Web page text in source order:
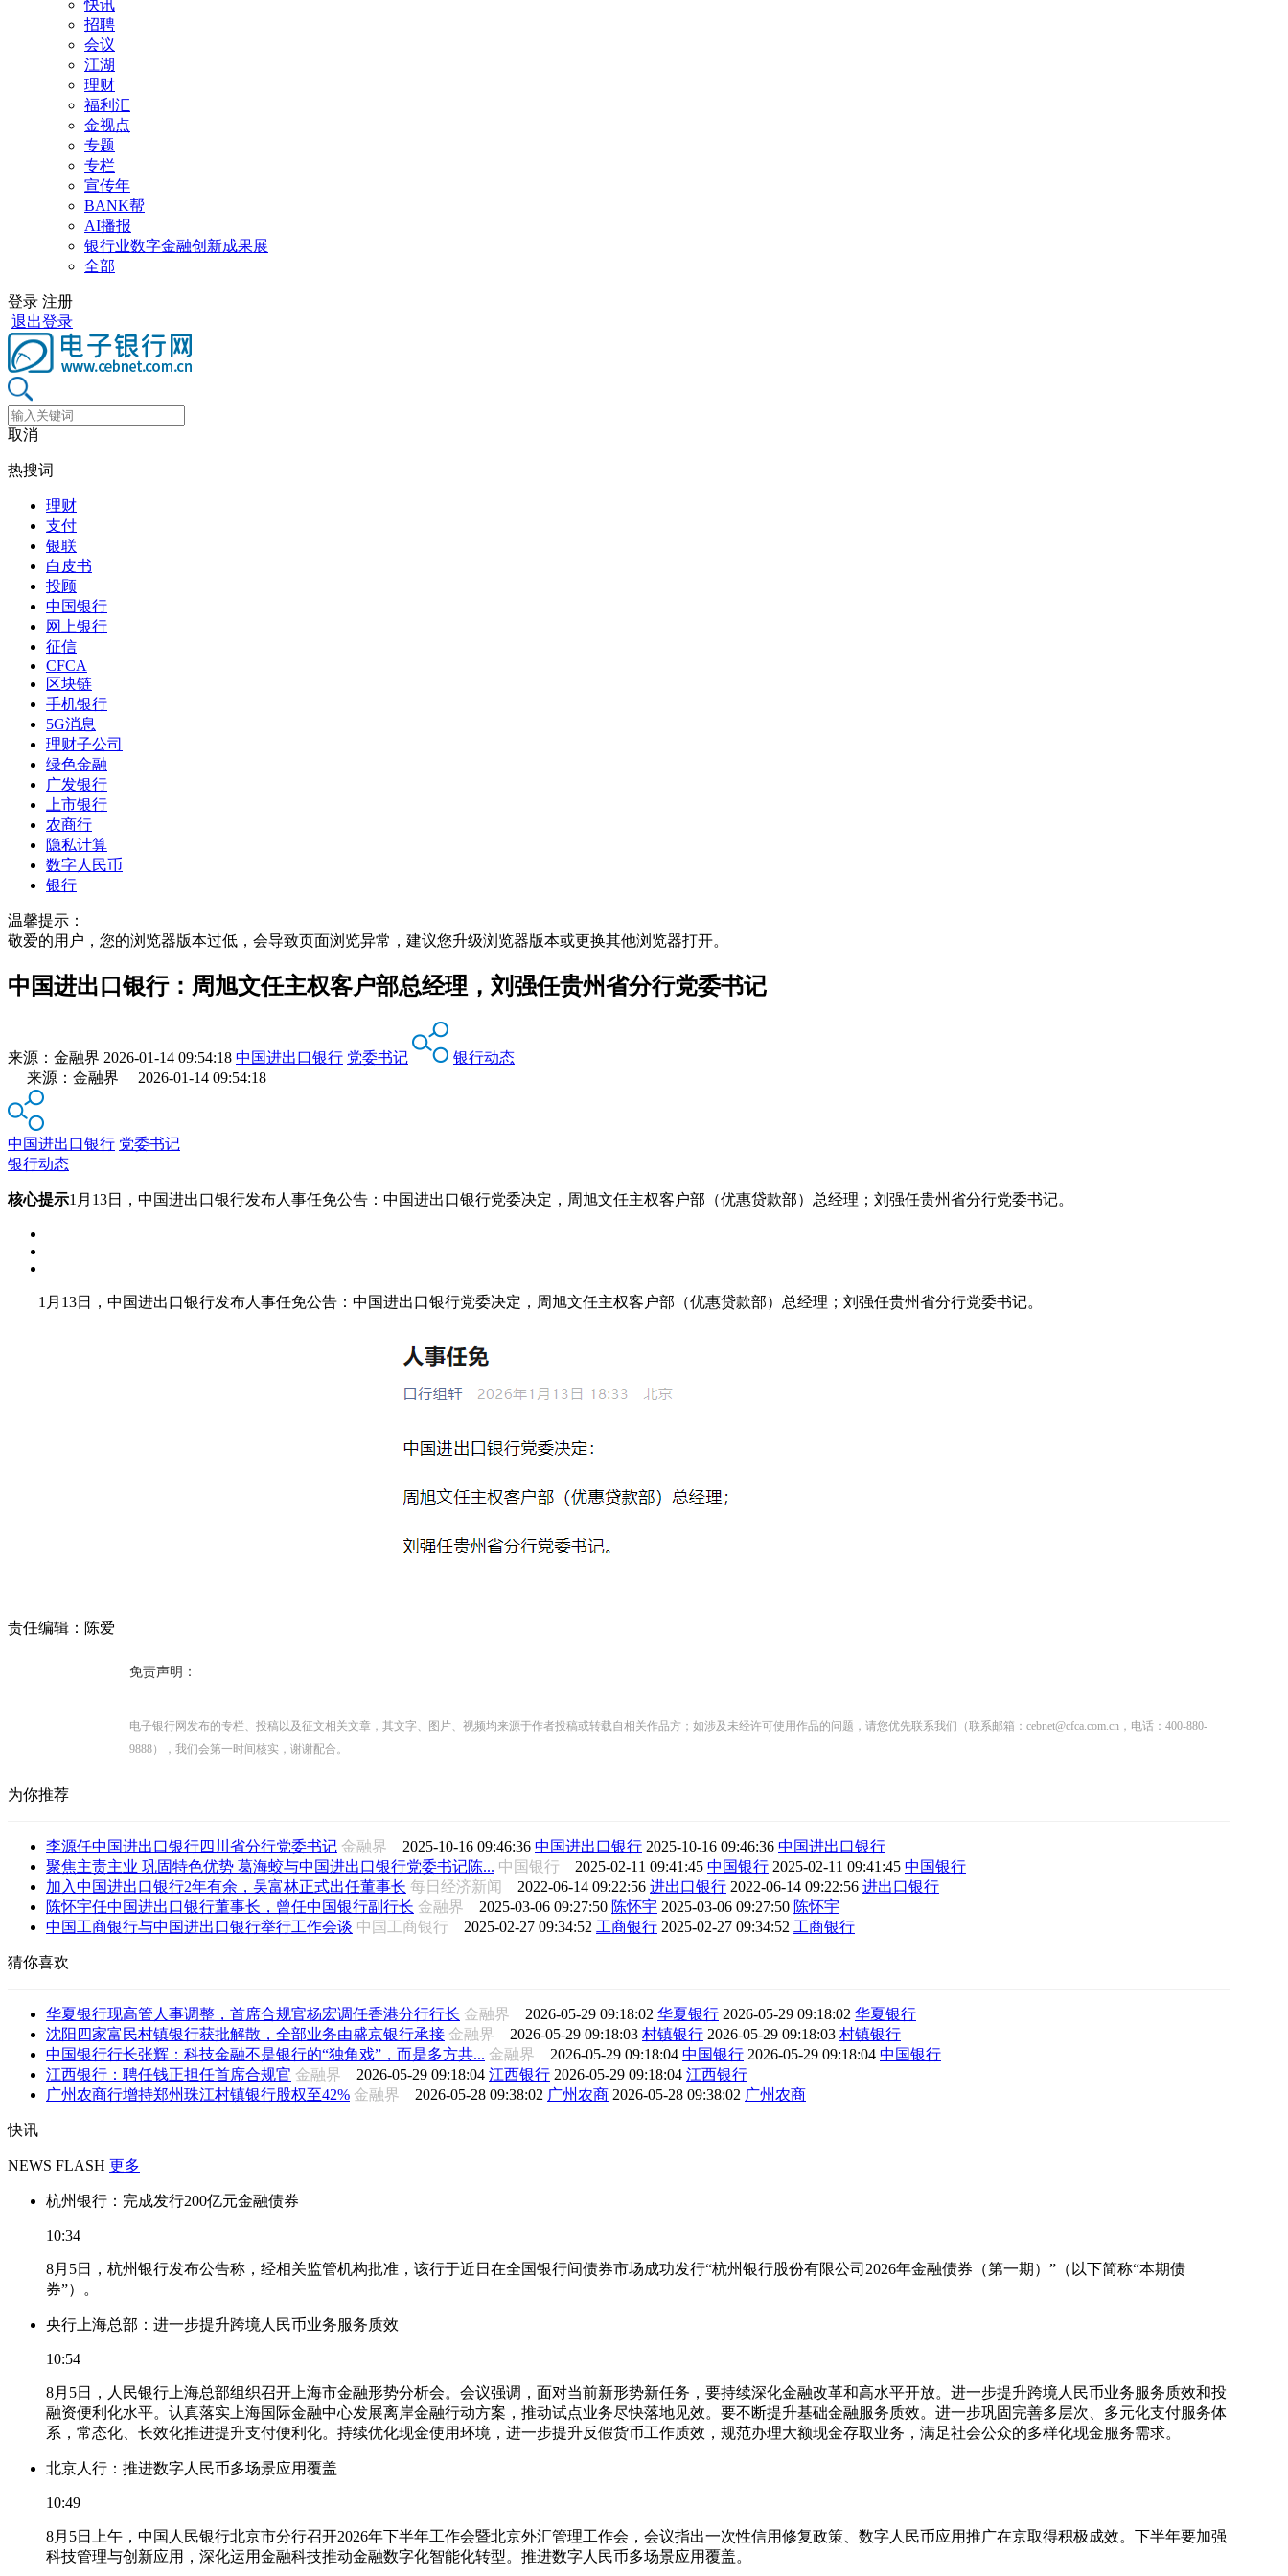
快讯
招聘
会议
江湖
理财
福利汇
金视点
专题
专栏
宣传年
BANK帮
AI播报
银行业数字金融创新成果展
全部
登录 注册
退出登录
取消
热搜词
理财
支付
银联
白皮书
投顾
中国银行
网上银行
征信
CFCA
区块链
手机银行
5G消息
理财子公司
绿色金融
广发银行
上市银行
农商行
隐私计算
数字人民币
银行
温馨提示：
敬爱的用户，您的浏览器版本过低，会导致页面浏览异常，建议您升级浏览器版本或更换其他浏览器打开。
中国进出口银行：周旭文任主权客户部总经理，刘强任贵州省分行党委书记
来源： 金融界 2026-01-14 09:54:18 中国进出口银行 党委书记
银行动态
来源：金融界 2026-01-14 09:54:18
中国进出口银行 党委书记
银行动态
核心提示1月13日，中国进出口银行发布人事任免公告：中国进出口银行党委决定，周旭文任主权客户部（优惠贷款部）总经理；刘强任贵州省分行党委书记。
1月13日，中国进出口银行发布人事任免公告：中国进出口银行党委决定，周旭文任主权客户部（优惠贷款部）总经理；刘强任贵州省分行党委书记。
责任编辑：陈爱
免责声明：
电子银行网发布的专栏、投稿以及征文相关文章，其文字、图片、视频均来源于作者投稿或转载自相关作品方；如涉及未经许可使用作品的问题，请您优先联系我们（联系邮箱：cebnet@cfca.com.cn，电话：400-880-
9888），我们会第一时间核实，谢谢配合。
为你推荐
李源任中国进出口银行四川省分行党委书记 金融界 2025-10-16 09:46:36 中国进出口银行 2025-10-16 09:46:36 中国进出口银行
聚焦主责主业 巩固特色优势 葛海蛟与中国进出口银行党委书记陈... 中国银行 2025-02-11 09:41:45 中国银行 2025-02-11 09:41:45 中国银行
加入中国进出口银行2年有余，吴富林正式出任董事长 每日经济新闻 2022-06-14 09:22:56 进出口银行 2022-06-14 09:22:56 进出口银行
陈怀宇任中国进出口银行董事长，曾任中国银行副行长 金融界 2025-03-06 09:27:50 陈怀宇 2025-03-06 09:27:50 陈怀宇
中国工商银行与中国进出口银行举行工作会谈 中国工商银行 2025-02-27 09:34:52 工商银行 2025-02-27 09:34:52 工商银行
猜你喜欢
华夏银行现高管人事调整，首席合规官杨宏调任香港分行行长 金融界 2026-05-29 09:18:02 华夏银行 2026-05-29 09:18:02 华夏银行
沈阳四家富民村镇银行获批解散，全部业务由盛京银行承接 金融界 2026-05-29 09:18:03 村镇银行 2026-05-29 09:18:03 村镇银行
中国银行行长张辉：科技金融不是银行的“独角戏”，而是多方共... 金融界 2026-05-29 09:18:04 中国银行 2026-05-29 09:18:04 中国银行
江西银行：聘任钱正担任首席合规官 金融界 2026-05-29 09:18:04 江西银行 2026-05-29 09:18:04 江西银行
广州农商行增持郑州珠江村镇银行股权至42% 金融界 2026-05-28 09:38:02 广州农商 2026-05-28 09:38:02 广州农商
快讯
NEWS FLASH 更多
杭州银行：完成发行200亿元金融债券
10:34
8月5日，杭州银行发布公告称，经相关监管机构批准，该行于近日在全国银行间债券市场成功发行“杭州银行股份有限公司2026年金融债券（第一期）”（以下简称“本期债
券”）。
央行上海总部：进一步提升跨境人民币业务服务质效
10:54
8月5日，人民银行上海总部组织召开上海市金融形势分析会。会议强调，面对当前新形势新任务，要持续深化金融改革和高水平开放。进一步提升跨境人民币业务服务质效和投
融资便利化水平。认真落实上海国际金融中心发展离岸金融行动方案，推动试点业务尽快落地见效。要不断提升基础金融服务质效。进一步巩固完善多层次、多元化支付服务体
系，常态化、长效化推进提升支付便利化。持续优化现金使用环境，进一步提升反假货币工作质效，规范办理大额现金存取业务，满足社会公众的多样化现金服务需求。
北京人行：推进数字人民币多场景应用覆盖
10:49
8月5日上午，中国人民银行北京市分行召开2026年下半年工作会暨北京外汇管理工作会，会议指出一次性信用修复政策、数字人民币应用推广在京取得积极成效。下半年要加强
科技管理与创新应用，深化运用金融科技推动金融数字化智能化转型。推进数字人民币多场景应用覆盖。